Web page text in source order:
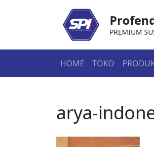
PREMIUM
HOME TOKO
arya-